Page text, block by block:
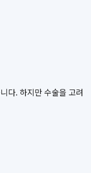
다. 하지만 수술을 고려